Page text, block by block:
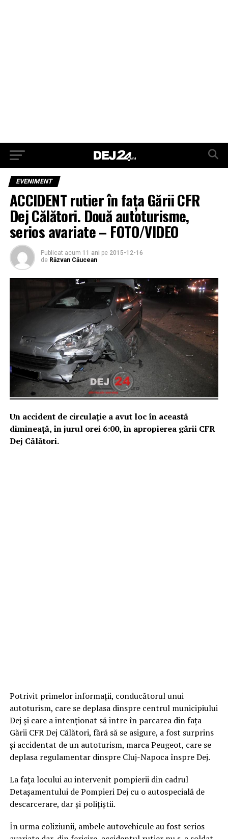
EVENIMENT
ACCIDENT rutier în fața Gării CFR
Dej Călători. Două autoturisme,
serios avariate – FOTO/VIDEO
Publicat acum 11 ani pe 2015-12-16
de Răzvan Căucean
Un accident de circulație a avut loc în această
dimineață, în jurul orei 6:00, în apropierea gării CFR
Dej Călători.
Potrivit primelor informații, conducătorul unui
autoturism, care se deplasa dinspre centrul municipiului
Dej și care a intenționat să intre în parcarea din fața
Gării CFR Dej Călători, fără să se asigure, a fost surprins
și accidentat de un autoturism, marca Peugeot, care se
deplasa regulamentar dinspre Cluj-Napoca înspre Dej.
La fața locului au intervenit pompierii din cadrul
Detașamentului de Pompieri Dej cu o autospecială de
descarcerare, dar și polițiștii.
În urma coliziunii, ambele autovehicule au fost serios